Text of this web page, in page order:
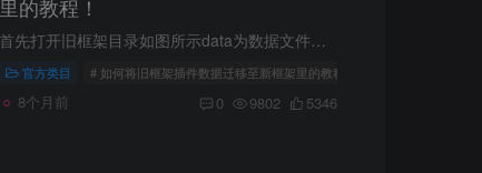
里的教程！
首先打开旧框架目录如图所示data为数据文件夹！打开此文件夹将plugin文件的数据复制到新框架的data的文件夹的plugin中即可同理导入框架插件步骤大差不差教学为：将根目录中的plugin文件夹中（插...
官方类目 # 如何将旧框架插件数据迁移至新框架里的教程
8个月前 0 9802 5346